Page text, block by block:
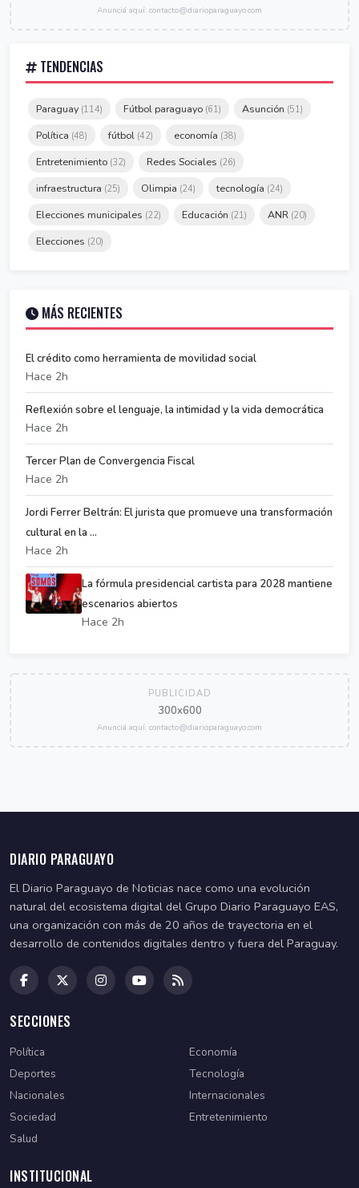
Anunciá aquí: contacto@diarioparaguayo.com
TENDENCIAS
Paraguay (114) Fútbol paraguayo (61) Asunción (51)
Política (48) fútbol (42) economía (38)
Entretenimiento (32) Redes Sociales (26)
infraestructura (25) Olimpia (24) tecnología (24)
Elecciones municipales (22) Educación (21) ANR (20)
Elecciones (20)
MÁS RECIENTES
El crédito como herramienta de movilidad social
Hace 2h
Reflexión sobre el lenguaje, la intimidad y la vida democrática
Hace 2h
Tercer Plan de Convergencia Fiscal
Hace 2h
Jordi Ferrer Beltrán: El jurista que promueve una transformación
cultural en la ...
Hace 2h
La fórmula presidencial cartista para 2028 mantiene
escenarios abiertos
Hace 2h
PUBLICIDAD
300x600
Anunciá aquí: contacto@diarioparaguayo.com
DIARIO PARAGUAYO
El Diario Paraguayo de Noticias nace como una evolución
natural del ecosistema digital del Grupo Diario Paraguayo EAS,
una organización con más de 20 años de trayectoria en el
desarrollo de contenidos digitales dentro y fuera del Paraguay.
SECCIONES
Política
Economía
Deportes
Tecnología
Nacionales
Internacionales
Sociedad
Entretenimiento
Salud
INSTITUCIONAL